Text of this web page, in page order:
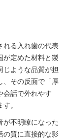
れる入れ歯の代表
が定めた材料と製
じような品質が担
、その反面で「厚
会話で外れやす
。
が不明瞭になった
の質に直接的な影